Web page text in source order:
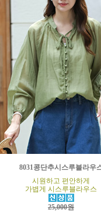
8031콩단추시스루블라우
시원하고 편안하게
가볍게 시스루블라우스
25,000원